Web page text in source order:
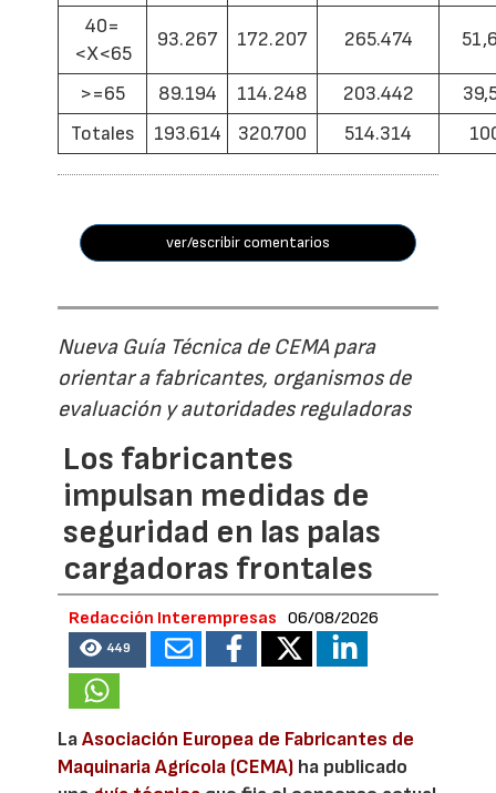
40=
<X<65
93.267 172.207 265.474
>=65 89.194 114.248 203.442
Totales
193.614 320.700 514.314
ver/escribir comentarios
Nueva Guía Técnica de CEMA para
orientar a fabricantes, organismos de
evaluación y autoridades reguladoras
Los fabricantes
impulsan medidas de
seguridad en las palas
cargadoras frontales
Redacción Interempresas 06/08/2026
449
LaAsociación Europea de Fabricantes de
Maquinaria Agrícola (CEMA) ha publicado